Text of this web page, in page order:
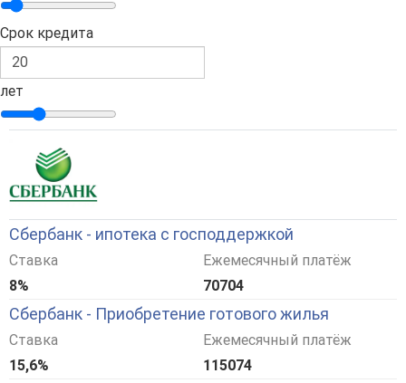
Срок кредита
лет
Сбербанк - ипотека с господдержкой
Ставка
8%
Ежемесячный платёж
70704
Сбербанк - Приобретение готового жилья
Ставка
15,6%
Ежемесячный платёж
115074